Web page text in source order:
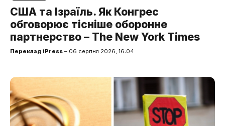
США та Ізраїль. Як Конгрес
обговорює тісніше оборонне
партнерство – The New York Times
Переклад iPress – 06 серпня 2026, 16:04